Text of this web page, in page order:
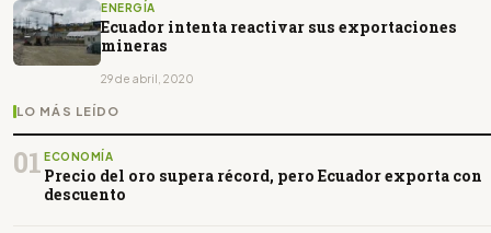
ENERGÍA
Ecuador intenta reactivar sus exportaciones
mineras
29 de abril, 2020
LO MÁS LEÍDO
01 ECONOMÍA
Precio del oro supera récord, pero Ecuador exporta con
descuento